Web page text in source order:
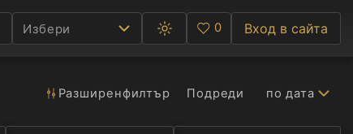
Избери
Превключване
между
светла
Любими
0 Вход в сайта
Разширенфилтър Подреди по дата